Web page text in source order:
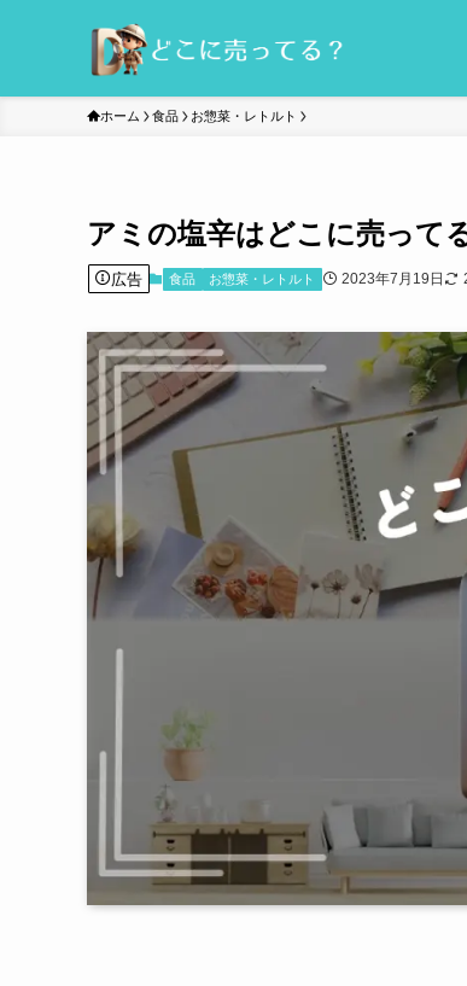
ホーム 食品 お惣菜・レトルト
アミの塩辛はどこに売って
広告 食品 お惣菜・レトルト 2023年7月19日